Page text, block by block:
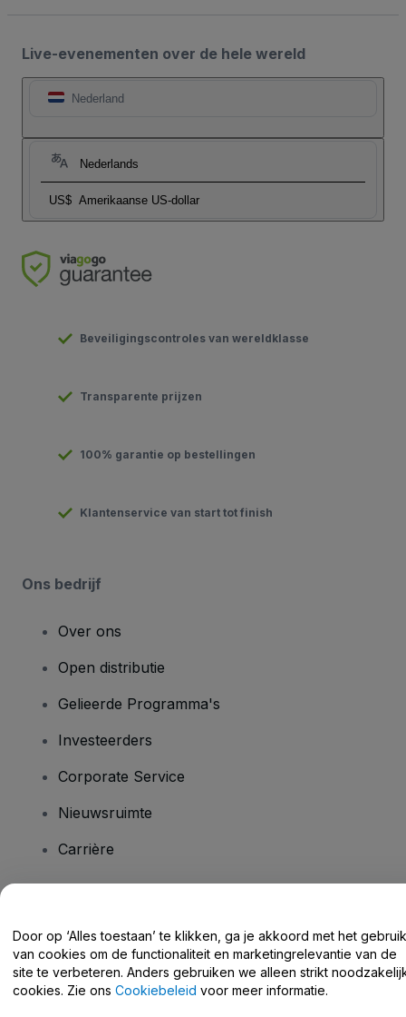
Live-evenementen over de hele wereld
Nederland
Nederlands
US$ Amerikaanse US-dollar
Beveiligingscontroles van wereldklasse
Transparente prijzen
100% garantie op bestellingen
Klantenservice van start tot finish
Ons bedrijf
Over ons
Open distributie
Gelieerde Programma's
Investeerders
Corporate Service
Nieuwsruimte
Carrière
Helpcentrum / Neem Contact Met Ons Op
Door op ‘Alles toestaan’ te klikken, ga je akkoord met het gebruik
van cookies om de functionaliteit en marketingrelevantie van de
site te verbeteren. Anders gebruiken we alleen strikt
cookies. Zie ons Cookiebeleid voor meer informatie.